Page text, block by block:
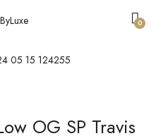
0
OG SP Travis